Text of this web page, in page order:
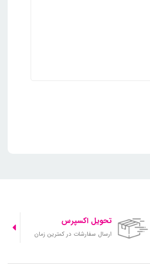
تحویل اکسپرس
ارسال سفارشات در کمترین زمان